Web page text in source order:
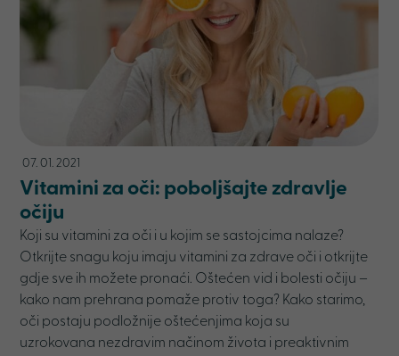
07. 01. 2021
Vitamini za oči: poboljšajte zdravlje
očiju
Koji su vitamini za oči i u kojim se sastojcima nalaze?
Otkrijte snagu koju imaju vitamini za zdrave oči i otkrijte
gdje sve ih možete pronaći. Oštećen vid i bolesti očiju –
kako nam prehrana pomaže protiv toga? Kako starimo,
oči postaju podložnije oštećenjima koja su
uzrokovana nezdravim načinom života i preaktivnim